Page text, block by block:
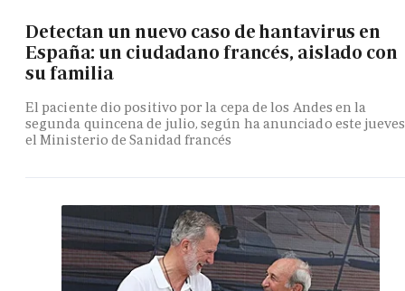
Detectan un nuevo caso de hantavirus en
España: un ciudadano francés, aislado con
su familia
El paciente dio positivo por la cepa de los Andes en la
segunda quincena de julio, según ha anunciado este jueves
el Ministerio de Sanidad francés